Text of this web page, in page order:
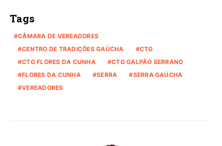
Tags
CÂMARA DE VEREADORES
CENTRO DE TRADIÇÕES GAÚCHA
CTG
CTG FLORES DA CUNHA
CTG GALPÃO SERRANO
FLORES DA CUNHA
SERRA
SERRA GAÚCHA
VEREADORES